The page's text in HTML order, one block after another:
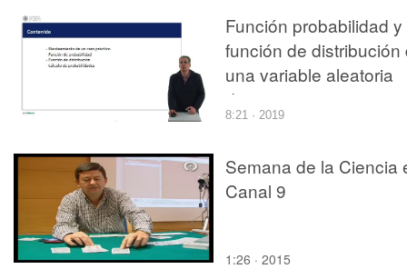
Función probabilidad y
función de distribución
una variable aleatoria
discreta
8:21 · 2019
Semana de la Ciencia
Canal 9
1:26 · 2015